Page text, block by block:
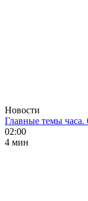
Новости
Главные темы часа.
02:00
4 мин